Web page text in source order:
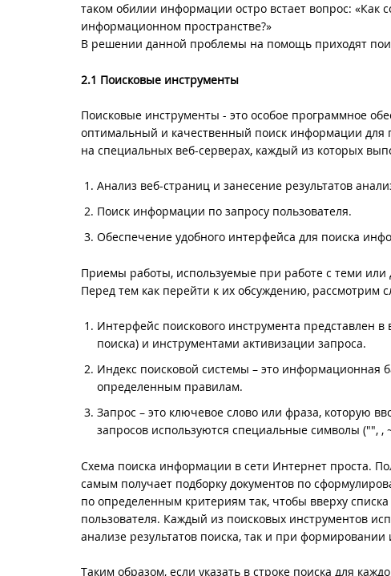
таком обилии информации остро встает вопрос: «Как
информационном пространстве?»
В решении данной проблемы на помощь приходят
2.1 Поисковые инструменты
Поисковые инструменты - это особое программное
оптимальный и качественный поиск информации
на специальных веб-серверах, каждый из которых
Анализ веб-страниц и занесение результатов
Поиск информации по запросу пользователя.
Обеспечение удобного интерфейса для поиска
Приемы работы, используемые при работе с теми
Перед тем как перейти к их обсуждению, рассмотрим
Интерфейс поискового инструмента представлен
поиска) и инструментами активизации запроса.
Индекс поисковой системы – это информационная
определенным правилам.
Запрос – это ключевое слово или фраза, которую
запросов используются специальные символы ("", ,
Схема поиска информации в сети Интернет проста.
самым получает подборку документов по
по определенным критериям так, чтобы вверху
пользователя. Каждый из поисковых инструментов
анализе результатов поиска, так и при
Таким образом, если указать в строке поиска для